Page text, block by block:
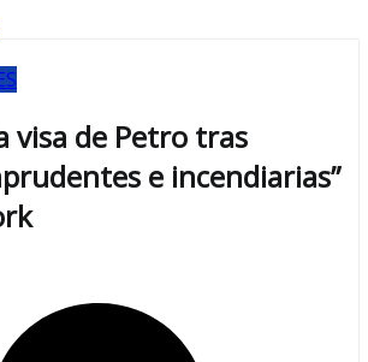
visa de Petro tras
e incendiarias”